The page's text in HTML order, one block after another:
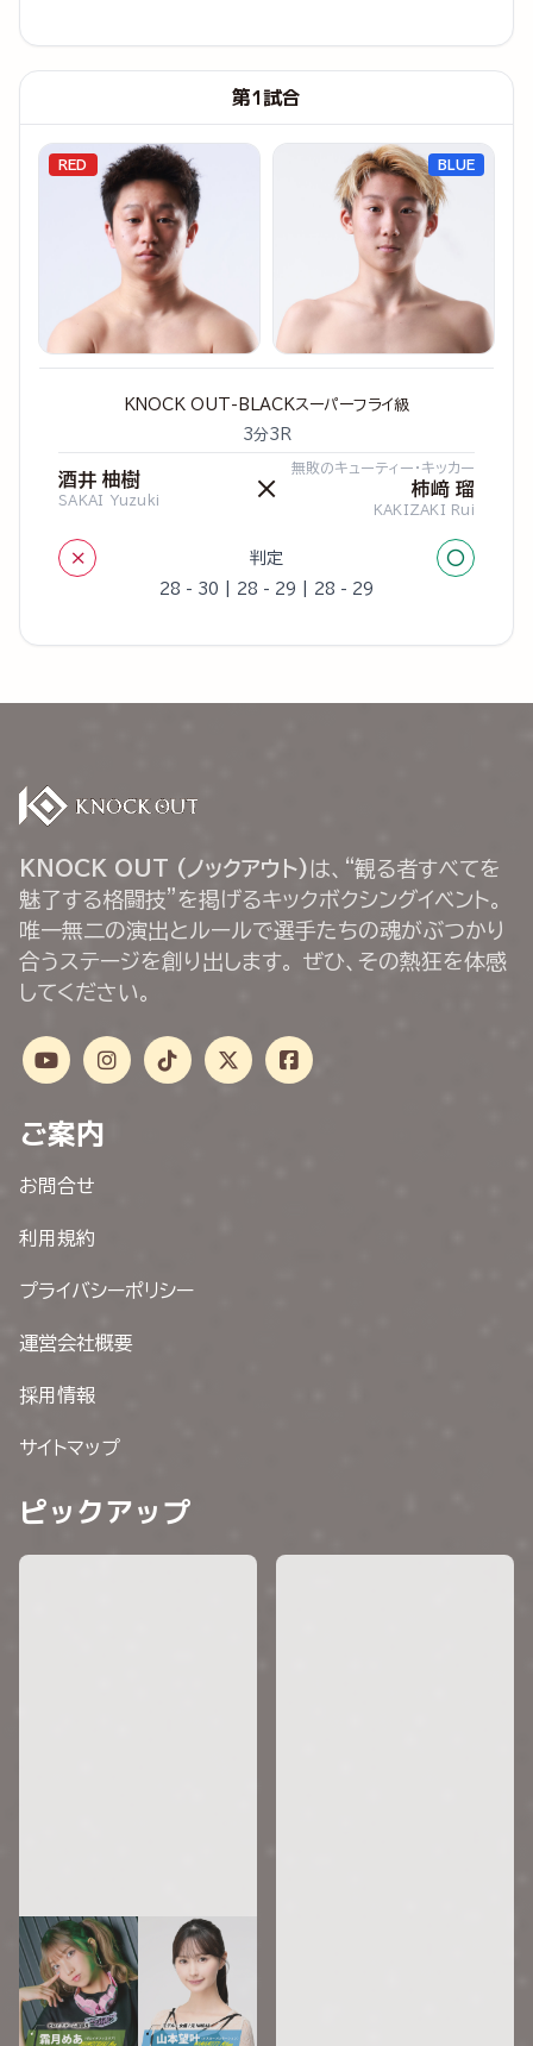
第1試合
RED
KNOCK OUT-BLACKスーパーフライ級
3分3R
酒井 柚樹
SAKAI Yuzuki ×
無敗のキューティー・キッカー
柿﨑 瑠
KAKIZAKI Rui
× 判定 ○
28 - 30 | 28 - 29 | 28 - 29
BLUE
KNOCK OUT (ノックアウト) は、“観る者すべてを
魅了する格闘技”を掲げるキックボクシングイベント。
唯一無二の演出とルールで選手たちの魂がぶつかり
合うステージを創り出します。 ぜひ、その熱狂を体感
してください。
ご案内
お問合せ
利用規約
プライバシーポリシー
運営会社概要
採用情報
サイトマップ
ピックアップ